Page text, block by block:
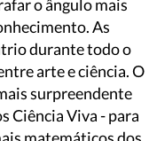
o ângulo mais
As
durante todo o
arte e ciência. O
surpreendente
Ciência Viva - para